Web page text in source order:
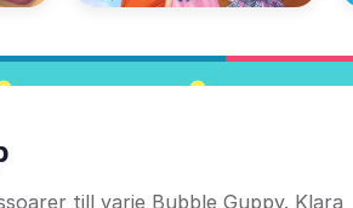
till varje Bubble Guppy. Klara